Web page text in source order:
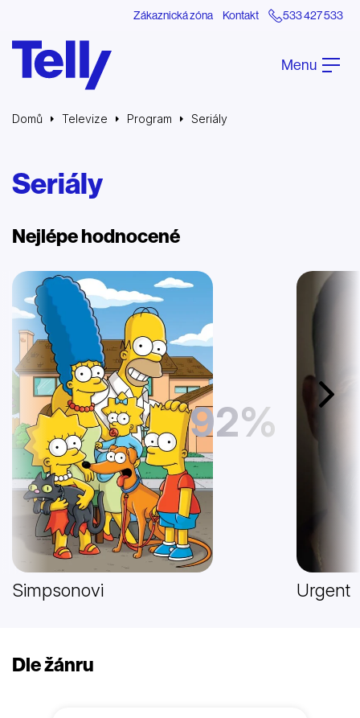
Zákaznická zóna Kontakt 533 427 533
Menu
Domů Televize Program Seriály
Seriály
Nejlépe hodnocené
Další
92%
Simpsonovi Urgent
Dle žánru